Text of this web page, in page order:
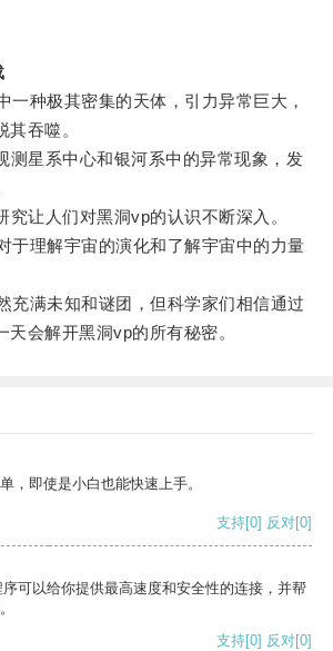
种极其密集的天体，引力异常巨大，
吞噬。
星系中心和银河系中的异常现象，发
让人们对黑洞vp的认识不断深入。
理解宇宙的演化和了解宇宙中的力量
满未知和谜团，但科学家们相信通过
天会解开黑洞vp的所有秘密。
，即使是小白也能快速上手。
支持[0] 反对[0]
可以给你提供最高速度和安全性的连接，并帮
支持[0] 反对[0]